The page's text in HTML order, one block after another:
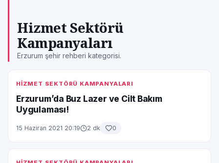
Hizmet Sektörü
Kampanyaları
Erzurum şehir rehberi kategorisi.
HİZMET SEKTÖRÜ KAMPANYALARI
Erzurum’da Buz Lazer ve Cilt Bakım
Uygulaması!
15 Haziran 2021 20:19 2 dk 0